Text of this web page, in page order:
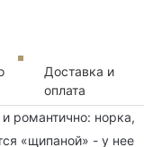
Доставка и
оплата
романтично: норка,
«щипаной» - у нее